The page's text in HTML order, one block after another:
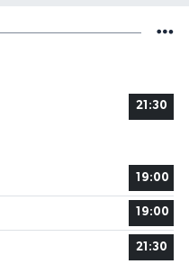
21:30
19:00
19:00
21:30